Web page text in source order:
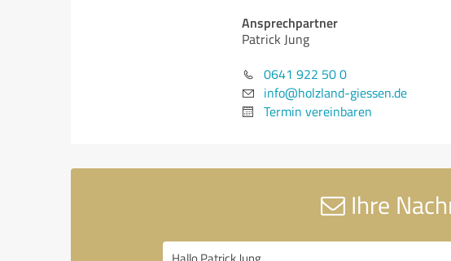
Ansprechpartner
Patrick Jung
0641 922 50 0
info@holzland-giessen.de
Termin vereinbaren
Ihre